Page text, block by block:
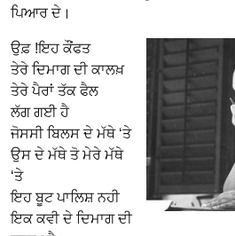
ਪਿਆਰ ਦੇ।
ਉਫ਼ !ਇਹ ਕੌਂਫਤ
ਤੇਰੇ ਦਿਮਾਗ ਦੀ ਕਾਲਖ਼
ਤੇਰੇ ਪੈਰਾਂ ਤੱਕ ਫੈਲ
ਲੱਗ ਗਈ ਹੈ
ਜੋਸਸੀ ਬਿਲਸ ਦੇ ਮੱਥੇ ‘ਤੇ
ਉਸ ਦੇ ਮੱਥੇ ਤੋ ਮੇਰੇ ਮੱਥੇ
‘ਤੇ
ਇਹ ਬੂਟ ਪਾਲਿਸ਼ ਨਹੀ
ਇਕ ਕਵੀ ਦੇ ਦਿਮਾਗ ਦੀ